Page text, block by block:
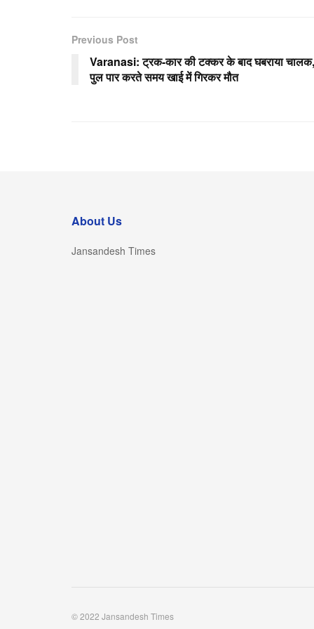
e
b
o
er
A
p
Previous Post
Varanasi: ट्रक-कार की टक्कर के बाद घबराया चालक,
पुल पार करते समय खाई में गिरकर मौत
About Us
Jansandesh Times
© 2022 Jansandesh Times